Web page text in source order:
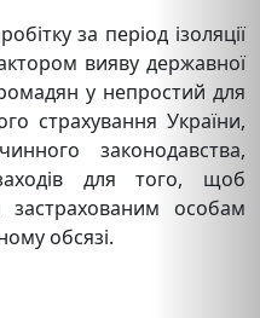
за період ізоляції
вияву державної
у непростий для
страхування України,
законодавства,
для того, щоб
застрахованим особам
обсязі.